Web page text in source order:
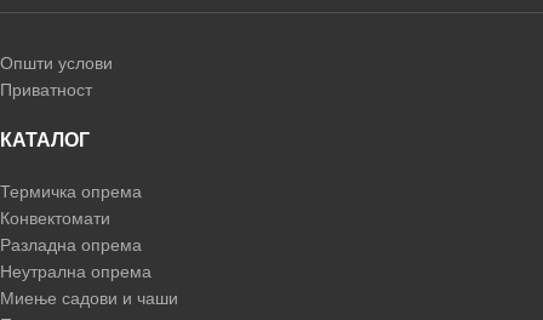
Општи услови
Приватност
КАТАЛОГ
Термичка опрема
Конвектомати
Разладна опрема
Неутрална опрема
Миење садови и чаши